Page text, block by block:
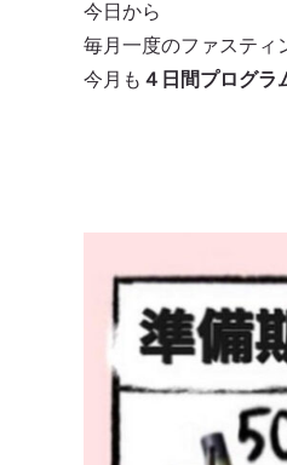
今日から
毎月一度のファスティ
今月も ４日間プログラ